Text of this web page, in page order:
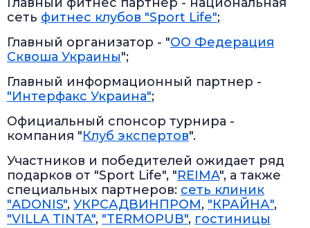
сеть фитнес клубов "Sport Life";
Главный организатор - "ОО Федерация
Сквоша Украины";
Главный информационный партнер -
"Интерфакс Украина";
Официальный спонсор турнира -
компания "Клуб экспертов".
Участников и победителей ожидает ряд
подарков от "Sport Life", "REIMA", а также
специальных партнеров: сеть клиник
"ADONIS", УКРСАДВИНПРОМ, "КРАЙНА",
"VILLA TINTA", "TERMOPUB", гостиницы